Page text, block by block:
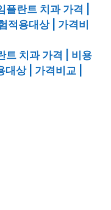
란트 치과 가격 |
적용대상 | 가격비
트 치과 가격 | 비용
대상 | 가격비교 |